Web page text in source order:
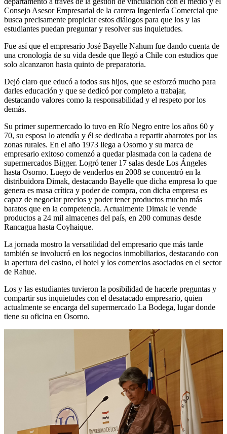
Consejo Asesor Empresarial de la carrera Ingeniería Comercial que
busca precisamente propiciar estos diálogos para que los y las
estudiantes puedan preguntar y resolver sus inquietudes.
Fue así que el empresario José Bayelle Nahum fue dando cuenta de
una cronología de su vida desde que llegó a Chile con estudios que
solo alcanzaron hasta quinto de preparatoria.
Dejó claro que educó a todos sus hijos, que se esforzó mucho para
darles educación y que se dedicó por completo a trabajar,
destacando valores como la responsabilidad y el respeto por los
demás.
Su primer supermercado lo tuvo en Río Negro entre los años 60 y
70, su esposa lo atendía y él se dedicaba a repartir abarrotes por las
zonas rurales. En el año 1973 llega a Osorno y su marca de
empresario exitoso comenzó a quedar plasmada con la cadena de
supermercados Bigger. Logró tener 17 salas desde Los Ángeles
hasta Osorno. Luego de venderlos en 2008 se concentró en la
distribuidora Dimak, destacando Bayelle que dicha empresa lo que
genera es masa crítica y poder de compra, con dicha empresa es
capaz de negociar precios y poder tener productos mucho más
baratos que en la competencia. Actualmente Dimak le vende
productos a 24 mil almacenes del país, en 200 comunas desde
Rancagua hasta Coyhaique.
La jornada mostro la versatilidad del empresario que más tarde
también se involucró en los negocios inmobiliarios, destacando con
la apertura del casino, el hotel y los comercios asociados en el sector
de Rahue.
Los y las estudiantes tuvieron la posibilidad de hacerle preguntas y
compartir sus inquietudes con el desatacado empresario, quien
actualmente se encarga del supermercado La Bodega, lugar donde
tiene su oficina en Osorno.